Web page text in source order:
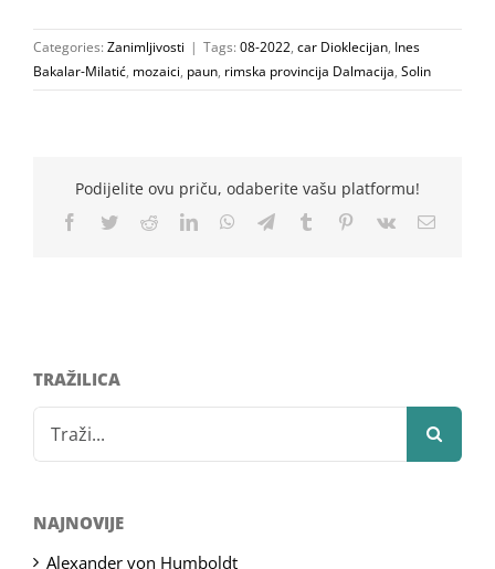
Categories: Zanimljivosti | Tags: 08-2022, car Dioklecijan, Ines
Bakalar-Milatić, mozaici, paun, rimska provincija Dalmacija, Solin
Podijelite ovu priču, odaberite vašu platformu!
Facebook
TwitterRedditLinkedInWhatsApp
TelegramTumblr Pinterest
Vk Email
TRAŽILICA
Search
for:
NAJNOVIJE
Alexander von Humboldt